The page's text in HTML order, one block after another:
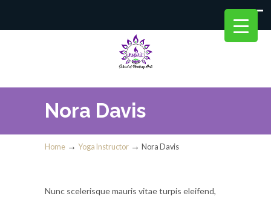
Nora Davis
Home → Yoga Instructor → Nora Davis
Nunc scelerisque mauris vitae turpis eleifend,